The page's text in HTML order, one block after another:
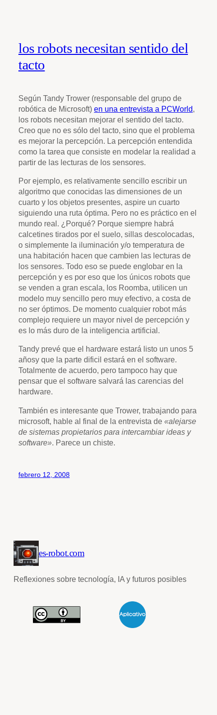
los robots necesitan sentido del
tacto
Según Tandy Trower (responsable del grupo de
robótica de Microsoft) en una entrevista a PCWorld,
los robots necesitan mejorar el sentido del tacto.
Creo que no es sólo del tacto, sino que el problema
es mejorar la percepción. La percepción entendida
como la tarea que consiste en modelar la realidad a
partir de las lecturas de los sensores.
Por ejemplo, es relativamente sencillo escribir un
algoritmo que conocidas las dimensiones de un
cuarto y los objetos presentes, aspire un cuarto
siguiendo una ruta óptima. Pero no es práctico en el
mundo real. ¿Porqué? Porque siempre habrá
calcetines tirados por el suelo, sillas descolocadas,
o simplemente la iluminación y/o temperatura de
una habitación hacen que cambien las lecturas de
los sensores. Todo eso se puede englobar en la
percepción y es por eso que los únicos robots que
se venden a gran escala, los Roomba, utilicen un
modelo muy sencillo pero muy efectivo, a costa de
no ser óptimos. De momento cualquier robot más
complejo requiere un mayor nivel de percepción y
es lo más duro de la inteligencia artificial.
Tandy prevé que el hardware estará listo un unos 5
añosy que la parte dificil estará en el software.
Totalmente de acuerdo, pero tampoco hay que
pensar que el software salvará las carencias del
hardware.
También es interesante que Trower, trabajando para
microsoft, hable al final de la entrevista de «alejarse
de sistemas propietarios para intercambiar ideas y
software». Parece un chiste.
febrero 12, 2008
es-robot.com
Reflexiones sobre tecnología, IA y futuros posibles